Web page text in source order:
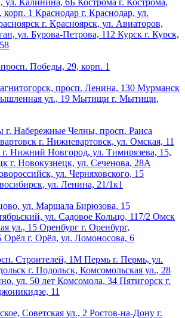
ул. Калинина, 6Б Кострома г. Кострома,
корп. 1 Краснодар г. Краснодар, ул.
г. Красноярск, ул. Авиаторов,
ул. Бурова-Петрова, 112 Курск г. Курск,
Победы, 29, корп. 1
просп. Ленина, 130 Мурманск
ул., 19 Мытищи г. Мытищи,
г. Набережные Челны, просп. Раиса
г. Нижневартовск, ул. Омская, 11
г. Нижний Новгород, ул. Тимирязева, 15,
г. Новокузнецк, ул. Сеченова, 28А
ул. Черняховского, 15
ул. Ленина, 21/1к1
ул. Маршала Бирюзова, 15
ул. Садовое Кольцо, 117/2 Омск
ул., 15 Оренбург г. Оренбург,
Орёл г. Орёл, ул. Ломоносова, 6
Строителей, 1М Пермь г. Пермь, ул.
г. Подольск, Комсомольская ул., 28
ул. 50 лет Комсомола, 34 Пятигорск г.
11
Советская ул., 2 Ростов-на-Дону г.